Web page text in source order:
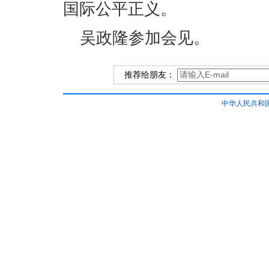
国际公平正义。
吴政隆参加会见。
推荐给朋友：
中华人民共和